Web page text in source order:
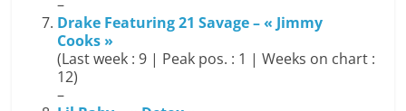
–
Drake Featuring 21 Savage – « Jimmy
Cooks »
(Last week : 9 | Peak pos. : 1 | Weeks on chart :
12)
–